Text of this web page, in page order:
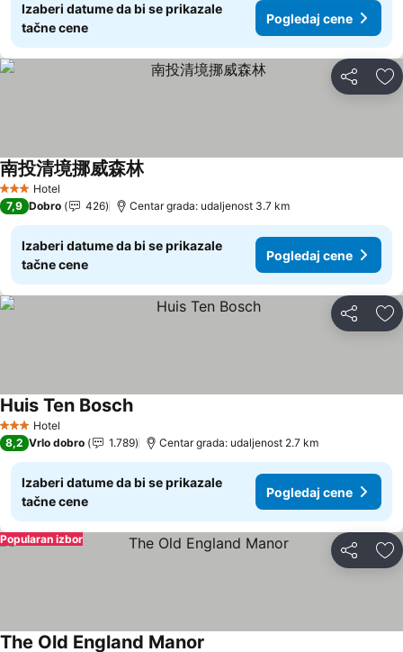
Izaberi datume da bi se prikazale
tačne cene
Pogledaj cene
Deli
3 Zvezdice
Hotel
南投清境挪威森林Pogledaj cene
7,9 Dobro 426 Centar grada: udaljenost 3.7 km
Izaberi datume da bi se prikazale
tačne cene
Pogledaj cene
Deli
3 Zvezdice
Hotel
Huis Ten BoschPogledaj cene
8,2 Vrlo dobro 1.789 Centar grada: udaljenost 2.7 km
Izaberi datume da bi se prikazale
tačne cene
Pogledaj cene
Deli
Popularan izbor
The Old England Manor